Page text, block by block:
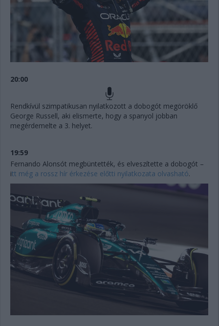
20:00
Rendkívül szimpatikusan nyilatkozott a dobogót megöröklő
George Russell, aki elismerte, hogy a spanyol jobban
megérdemelte a 3. helyet.
19:59
Fernando Alonsót megbüntették, és elveszítette a dobogót –
itt még a rossz hír érkezése előtti nyilatkozata olvasható.